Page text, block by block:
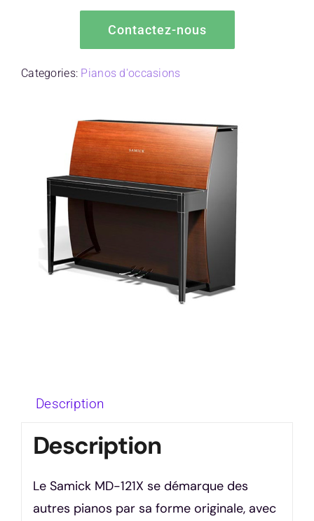
Contactez-nous
Categories: Pianos d'occasions
Description
Description
Le Samick MD-121X se démarque des
autres pianos par sa forme originale, avec